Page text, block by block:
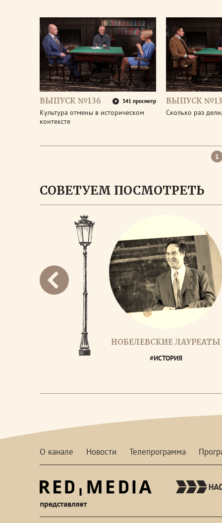
ВЫПУСК №136 341 просмотр
Культура отмены в историческом
контексте
ВЫПУСК
Сколько раз
1
СОВЕТУЕМ ПОСМОТРЕТЬ
НОБЕЛЕВСКИЕ ЛАУРЕАТЫ
#ИСТОРИЯ
О канале Новости Телепрограмма